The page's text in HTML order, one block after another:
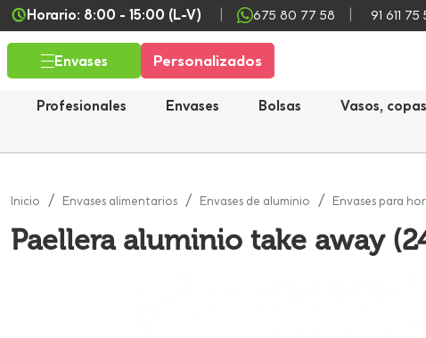
Horario: 8:00 - 15:00 (L-V) 675 80 77 58 91 611 75
Envases Personalizados
Profesionales Envases Bolsas Vasos,
Inicio Envases alimentarios Envases de aluminio Envases para
Paellera aluminio take away